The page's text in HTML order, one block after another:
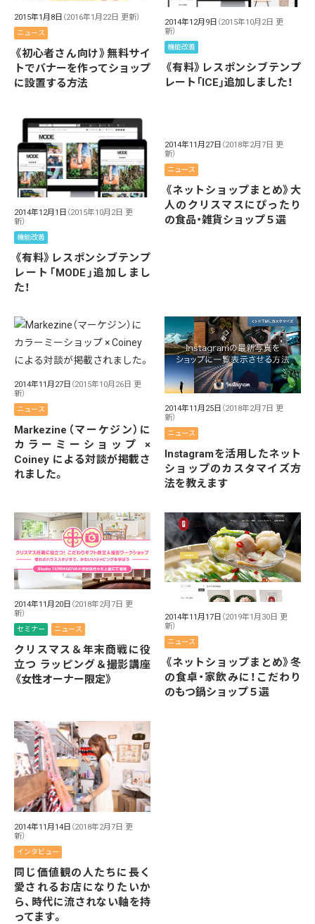
2015年1月8日 （2016年1月22日 更新）
ニュース
《初心者さん向け》無料サイ
トでバナーを作ってショップ
に設置する方法
2014年12月9日 （2015年10月2日 更
新）
機能改善
《有料》レスポンシブテンプ
レート「ICE」追加しました！
2014年12月1日 （2015年10月2日 更
新）
機能改善
《有料》レスポンシブテンプ
レート「MODE」追加しまし
た！
2014年11月27日 （2018年2月7日 更
新）
ニュース
《ネットショップまとめ》大
人のクリスマスにぴったり
の食品・雑貨ショップ５選
2014年11月27日 （2015年10月26日 更
新）
ニュース
Markezine（マーケジン）に
カラーミーショップ ×
Coiney による対談が掲載さ
れました。
2014年11月25日 （2018年2月7日 更
新）
ニュース
Instagramを活用したネット
ショップのカスタマイズ方
法を教えます
2014年11月20日 （2018年2月7日 更
新）
セミナー ニュース
クリスマス＆年末商戦に役
立つ ラッピング＆撮影講座
《女性オーナー限定》
2014年11月17日 （2019年1月30日 更
新）
ニュース
《ネットショップまとめ》冬
の食卓・家飲みに！こだわり
のもつ鍋ショップ５選
2014年11月14日 （2018年2月7日 更
新）
インタビュー
同じ価値観の人たちに長く
愛されるお店になりたいか
ら、時代に流されない軸を持
ってます。